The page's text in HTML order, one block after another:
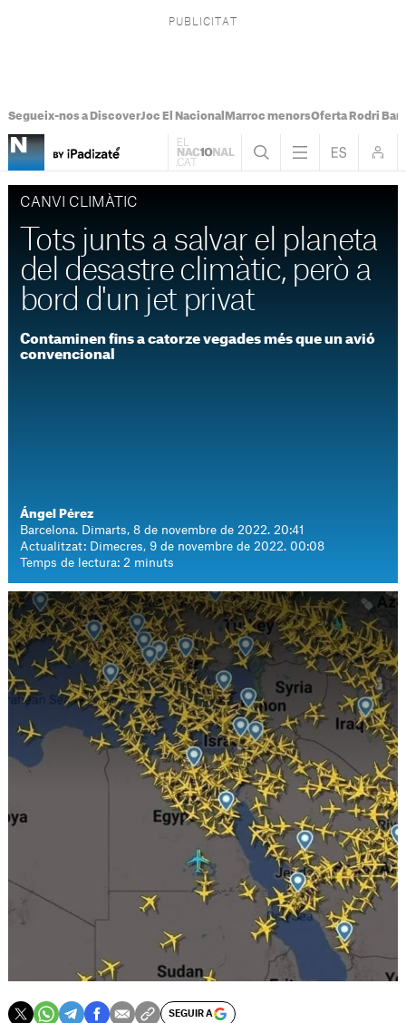
Segueix-nos a DiscoverJoc El Nacional Marroc menorsOferta Rodri
CANVI CLIMÀTIC
Tots junts a salvar el planeta
del desastre climàtic, però a
bord d'un jet privat
Contaminen fins a catorze vegades més que un avió
convencional
Ángel Pérez
Barcelona. Dimarts, 8 de novembre de 2022. 20:41
Actualitzat: Dimecres, 9 de novembre de 2022. 00:08
Temps de lectura: 2 minuts
SEGUIR A